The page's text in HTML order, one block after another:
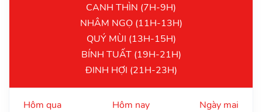
CANH THÌN (7H-9H)
NHÂM NGỌ (11H-13H)
QUÝ MÙI (13H-15H)
BÍNH TUẤT (19H-21H)
ĐINH HỢI (21H-23H)
Hôm qua Hôm nay Ngày mai